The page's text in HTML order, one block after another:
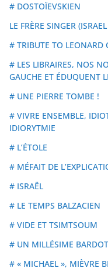
# DOSTOÏEVSKIEN
LE FRÈRE SINGER
# TRIBUTE TO LEONARD
# LES LIBRAIRES, NOS
GAUCHE ET ÉDUQUENT
# UNE PIERRE TOMBE !
# VIVRE ENSEMBLE,
IDIORYTMIE
# L’ÉTOLE
# MÉFAIT DE
# ISRAËL
# LE TEMPS BALZACIEN
# VIDE ET TSIMTSOUM
# UN MILLÉSIME
# « MICHAEL », MIÈVRE